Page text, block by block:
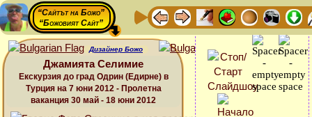
“Сайтът на Божо”
“Божовият Сайт”
Дизайнер Божо
Джамията Селимие
Екскурзия до град Одрин (Едирне) в
Турция на 7 юни 2012 - Пролетна
ваканция 30 май - 18 юни 2012